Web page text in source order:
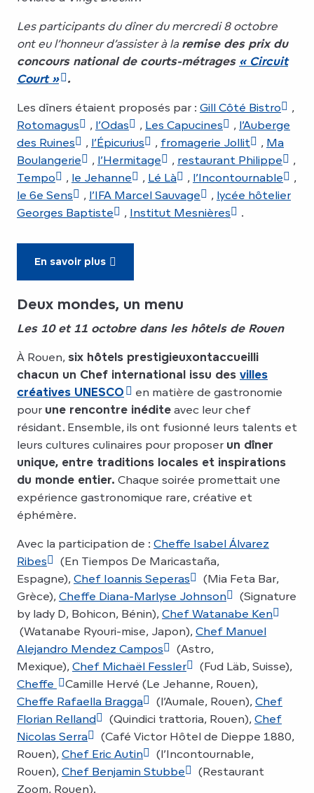
Les participants du dîner du mercredi 8 octobre
ont eu l’honneur d’assister à la remise des prix du
concours national de courts-métrages « Circuit
Court »
.
Les dîners étaient proposés par : Gill Côté Bistro
,
Rotomagus
, l’Odas , Les Capucines , l’Auberge
des Ruines
, l’Épicurius , fromagerie Jollit , Ma
Boulangerie
, l’Hermitage , restaurant Philippe
,
Tempo
, le Jehanne , Lé Là , l’Incontournable
,
le 6e Sens
, l’IFA Marcel Sauvage , lycée hôtelier
Georges Baptiste
, Institut Mesnières .
En savoir plus
Deux mondes, un menu
Les 10 et 11 octobre dans les hôtels de Rouen
À Rouen, six hôtels prestigieuxontaccueilli
chacun un Chef international issu des villes
créatives UNESCO
en matière de gastronomie
pour une rencontre inédite avec leur chef
résidant. Ensemble, ils ont fusionné leurs talents et
leurs cultures culinaires pour proposer un dîner
unique, entre traditions locales et inspirations
du monde entier. Chaque soirée promettait une
expérience gastronomique rare, créative et
éphémère.
Avec la participation de : Cheffe Isabel Álvarez
Ribes
(En Tiempos De Maricastaña,
Espagne), Chef Ioannis Seperas
(Mia Feta Bar,
Grèce), Cheffe Diana-Marlyse Johnson
(Signature
by lady D, Bohicon, Bénin), Chef Watanabe Ken
(Watanabe Ryouri-mise, Japon), Chef Manuel
Alejandro Mendez Campos
(Astro,
Mexique), Chef Michaël Fessler
(Fud Läb, Suisse),
Cheffe
Camille Hervé (Le Jehanne, Rouen),
Cheffe Rafaella Bragga
(l’Aumale, Rouen), Chef
Florian Relland
(Quindici trattoria, Rouen), Chef
Nicolas Serra
(Café Victor Hôtel de Dieppe 1880,
Rouen), Chef Eric Autin
(l’Incontournable,
Rouen), Chef Benjamin Stubbe
(Restaurant
Zoom, Rouen).